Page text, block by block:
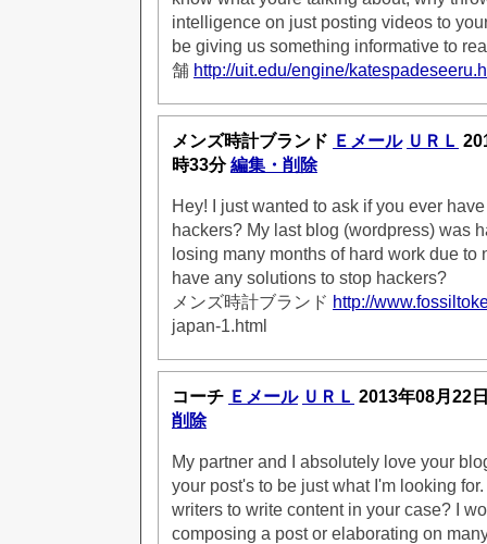
intelligence on just posting videos to
be giving us something informative to
舗 http://uit.edu/engine/
メンズ時計ブランド Ｅメール ＵＲＬ
時33分編集・削除
Hey! I just wanted to ask if you ever
hackers? My last blog (wordpress) was
losing many months of hard work due to
have any solutions to stop hackers?
メンズ時計ブランド http://
japan-1.html
コーチ Ｅメール ＵＲＬ 2013年08月22
削除
My partner and I absolutely love your
your post's to be just what I'm looking
writers to write content in your case? I
composing a post or elaborating on